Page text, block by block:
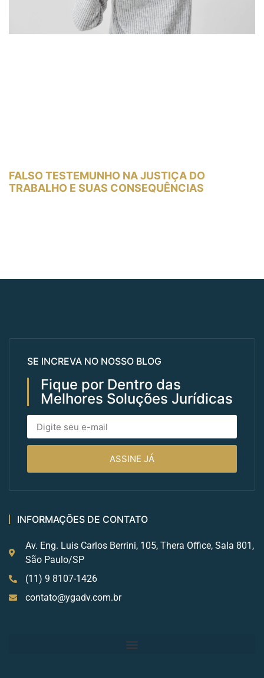
FALSO TESTEMUNHO NA JUSTIÇA DO
TRABALHO E SUAS CONSEQUÊNCIAS
SE INCREVA NO NOSSO BLOG
Fique por Dentro das
Melhores Soluções Jurídicas
ASSINE JÁ
INFORMAÇÕES DE CONTATO
Av. Eng. Luis Carlos Berrini, 105, Thera Office, Sala 801,
São Paulo/SP
(11) 9 8107-1426
contato@ygadv.com.br